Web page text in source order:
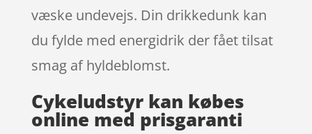
væske undevejs. Din drikkedunk kan
du fylde med energidrik der fået tilsat
smag af hyldeblomst.
Cykeludstyr kan købes
online med prisgaranti